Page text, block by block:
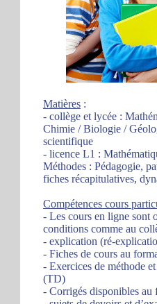
Matières :
- collège et lycée :
Chimie / Biologie /
scientifique
- licence L1 :
Méthodes : Pédagogie,
fiches récapitulatives,
Compétences cours
- Les cours en ligne sont
conditions comme au
- explication (ré-
- Fiches de cours au
- Exercices de méthode
(TD)
- Corrigés disponibles